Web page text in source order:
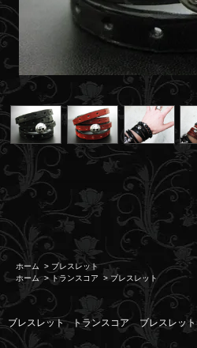
ホーム > ブレスレット
ホーム > トランスコア > ブレスレット
ブレスレット トランスコア ブレスレット